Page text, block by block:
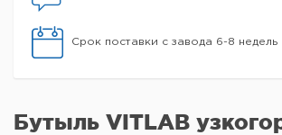
Срок поставки с завода 6-8 недель
Бутыль VITLAB